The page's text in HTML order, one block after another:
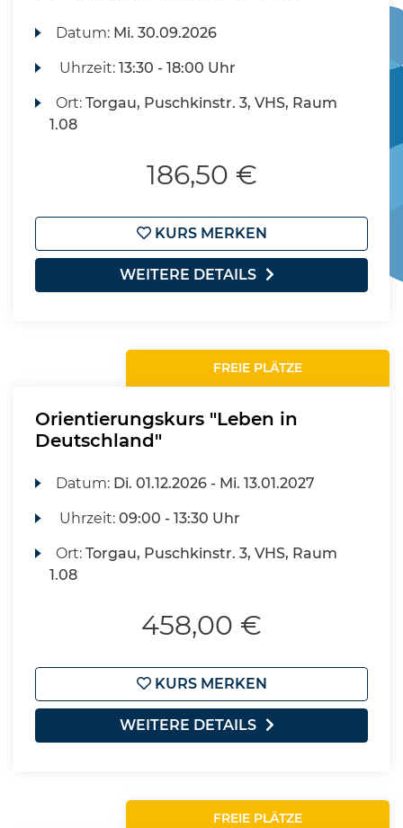
Datum: Mi. 30.09.2026
Uhrzeit:13:30 - 18:00 Uhr
Ort:Torgau, Puschkinstr. 3, VHS, Raum
1.08
186,50 €
KURS MERKEN
WEITERE DETAILS
FREIE PLÄTZE
Orientierungskurs "Leben in
Deutschland"
Datum: Di. 01.12.2026 - Mi. 13.01.2027
Uhrzeit:09:00 - 13:30 Uhr
Ort:Torgau, Puschkinstr. 3, VHS, Raum
1.08
458,00 €
KURS MERKEN
WEITERE DETAILS
FREIE PLÄTZE